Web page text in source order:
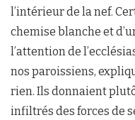
l’intérieur de la nef.
chemise blanche et
l’attention de
nos paroissiens,
rien. Ils donnaient
infiltrés des forces de